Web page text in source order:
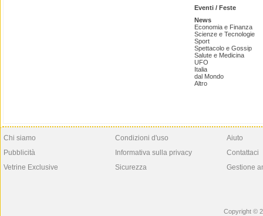
Eventi / Feste
News
Economia e Finanza
Scienze e Tecnologie
Sport
Spettacolo e Gossip
Salute e Medicina
UFO
Italia
dal Mondo
Altro
Chi siamo
Pubblicità
Vetrine Exclusive
Condizioni d'uso
Informativa sulla privacy
Sicurezza
Aiuto
Contattaci
Gestione
Copyright ©